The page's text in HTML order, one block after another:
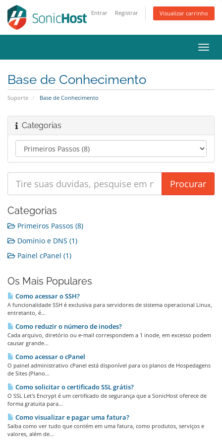
Entrar Registrar Visualizar carrinho
Base de Conhecimento
Suporte Base de Conhecimento
Categorias
Categorias
Primeiros Passos (8)
Domínio e DNS (1)
Painel cPanel (1)
Os Mais Populares
Como acessar o SSH?
A funcionalidade SSH é exclusiva para servidores de sistema operacional Linux,
entretanto, é...
Como reduzir o número de inodes?
Cada arquivo, diretório ou e-mail correspondem a 1 inode, em excesso podem
causar grande...
Como acessar o cPanel
O painel administrativo cPanel está disponível para os planos de Hospedagens
de Sites (Plano...
Como solicitar o certificado SSL grátis?
O SSL Let's Encrypt é um certificado de segurança que a SonicHost oferece de
forma gratuita para...
Como visualizar e pagar uma fatura?
Saiba como ver tudo que contém em uma fatura, como produtos, serviços e
valores, além de...